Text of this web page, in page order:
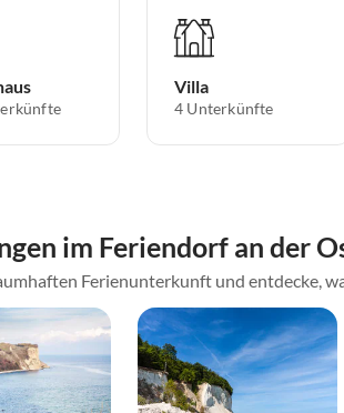
Villa
4 Unterkünfte
im Feriendorf an der
Ferienunterkunft und entdecke,